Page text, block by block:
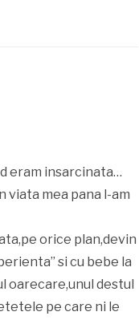
eram insarcinata…
viata mea pana l-am
orice plan,devin
si cu bebe la
oarecare,unul destul
pe care ni le